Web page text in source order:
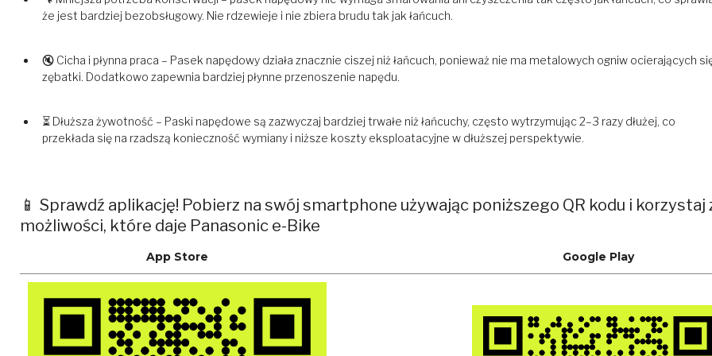
że jest bardziej bezobsługowy. Nie rdzewieje i nie zbiera brudu tak jak łańcuch.
🔇 Cicha i płynna praca – Pasek napędowy działa znacznie ciszej niż łańcuch, ponieważ nie ma metalowych ogniw ocierających
zębatki. Dodatkowo zapewnia bardziej płynne przenoszenie napędu.
⏳ Dłuższa żywotność – Paski napędowe są zazwyczaj bardziej trwałe niż łańcuchy, często wytrzymując 2–3 razy dłużej, co
przekłada się na rzadszą konieczność wymiany i niższe koszty eksploatacyjne w dłuższej perspektywie.
📱 Sprawdź aplikację! Pobierz na swój smartphone używając poniższego QR kodu i korzystaj
możliwości, które daje Panasonic e-Bike
App Store Google Play